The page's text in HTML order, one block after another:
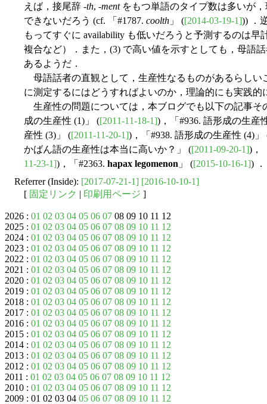
えば，接尾辞 -th, -mentをもつ単語のタイプ数は多いが
できないだろう (cf. 「#1787. coolth 」 ([2014-03-19-1])) ．
もってすぐに availability も低いだろうと予測するのは
複合など）．また，(3) で高い値を示すとしても，母語
あるようだ．
母語話者の直観として，生産性なるものがあるらしい
に測定するにはどうすればよいのか，理論的にも実践的
生産性の問題については，本ブログでも以下の記事そ
成の生産性 (1)」 ([2011-11-18-1])，「#936. 語形成の生産
産性 (3)」 ([2011-11-20-1])，「#938. 語形成の生産性 (4)」
かばん語の生産性は本当に高いか？」 ([2011-09-20-1])，
11-23-1])，「#2363. hapax legomenon 」 ([2015-10-16-1]) ．
Referrer (Inside): [2017-07-21-1] [2016-10-10-1]
[ 固定リンク | 印刷用ページ ]
2026 : 01 02 03 04 05 06 07 08 09 10 11 12
2025 : 01 02 03 04 05 06 07 08 09 10 11 12
2024 : 01 02 03 04 05 06 07 08 09 10 11 12
2023 : 01 02 03 04 05 06 07 08 09 10 11 12
2022 : 01 02 03 04 05 06 07 08 09 10 11 12
2021 : 01 02 03 04 05 06 07 08 09 10 11 12
2020 : 01 02 03 04 05 06 07 08 09 10 11 12
2019 : 01 02 03 04 05 06 07 08 09 10 11 12
2018 : 01 02 03 04 05 06 07 08 09 10 11 12
2017 : 01 02 03 04 05 06 07 08 09 10 11 12
2016 : 01 02 03 04 05 06 07 08 09 10 11 12
2015 : 01 02 03 04 05 06 07 08 09 10 11 12
2014 : 01 02 03 04 05 06 07 08 09 10 11 12
2013 : 01 02 03 04 05 06 07 08 09 10 11 12
2012 : 01 02 03 04 05 06 07 08 09 10 11 12
2011 : 01 02 03 04 05 06 07 08 09 10 11 12
2010 : 01 02 03 04 05 06 07 08 09 10 11 12
2009 : 01 02 03 04 05 06 07 08 09 10 11 12